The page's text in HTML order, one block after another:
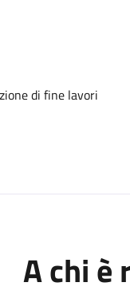
di fine lavori
A chi è